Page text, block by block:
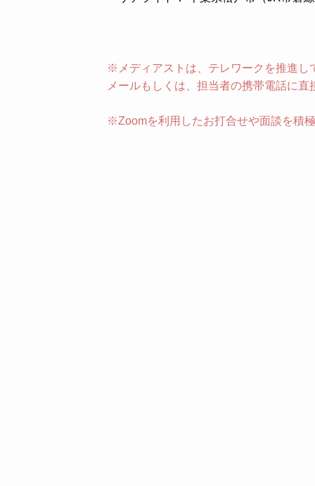
​​※メディアストは、テレワークを推進し
メールもしくは、担当者の携帯電話に直
​※Zoomを利用したお打合せや面談を積